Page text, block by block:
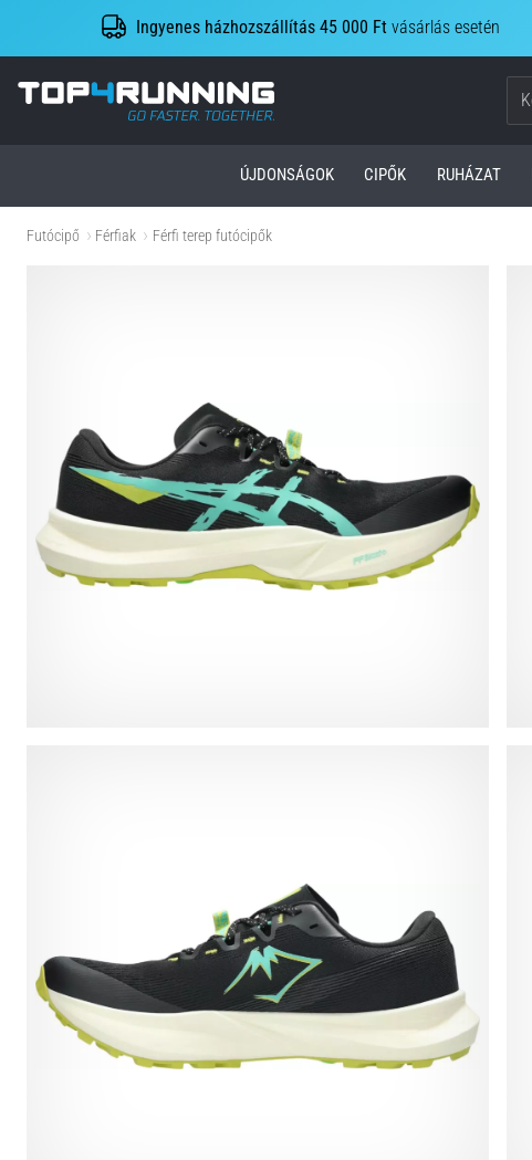
Ingyenes házhozszállítás 45 000 Ft vásárlás esetén
Top4Running.hu
ÚJDONSÁGOK CIPŐK RUHÁZAT
Futócipő Férfiak Férfi terep futócipők